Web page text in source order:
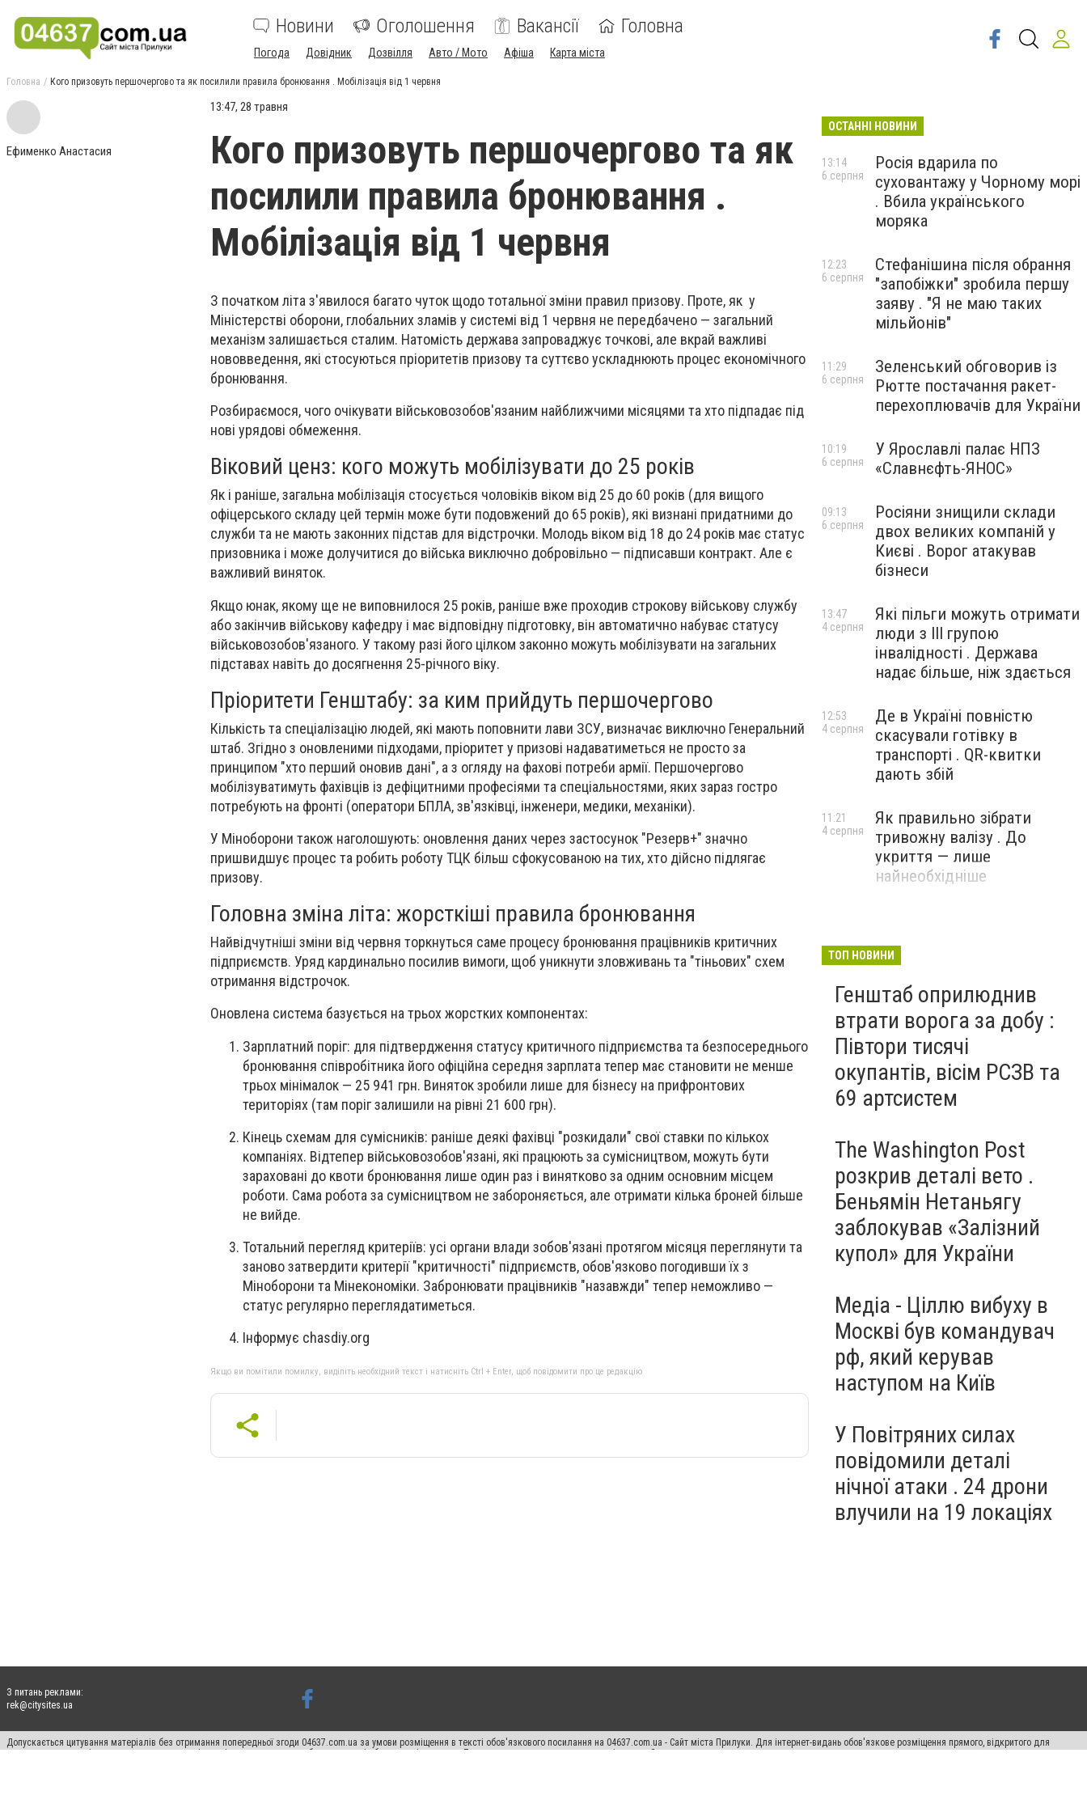
Новини Оголошення Вакансії Головна
Погода Довідник Дозвілля Авто / Мото Афіша Карта міста
Головна Кого призовуть першочергово та як посилили правила бронювання . Мобілізація від 1 червня
Ефименко Анастасия
13:47, 28 травня
Кого призовуть першочергово та як
посилили правила бронювання .
Мобілізація від 1 червня
З початком літа з'явилося багато чуток щодо тотальної зміни правил призову. Проте, як у
Міністерстві оборони, глобальних зламів у системі від 1 червня не передбачено — загальний
механізм залишається сталим. Натомість держава запроваджує точкові, але вкрай важливі
нововведення, які стосуються пріоритетів призову та суттєво ускладнюють процес економічного
бронювання.
Розбираємося, чого очікувати військовозобов'язаним найближчими місяцями та хто підпадає під
нові урядові обмеження.
Віковий ценз: кого можуть мобілізувати до 25 років
Як і раніше, загальна мобілізація стосується чоловіків віком від 25 до 60 років (для вищого
офіцерського складу цей термін може бути подовжений до 65 років), які визнані придатними до
служби та не мають законних підстав для відстрочки. Молодь віком від 18 до 24 років має статус
призовника і може долучитися до війська виключно добровільно — підписавши контракт. Але є
важливий виняток.
Якщо юнак, якому ще не виповнилося 25 років, раніше вже проходив строкову військову службу
або закінчив військову кафедру і має відповідну підготовку, він автоматично набуває статусу
військовозобов'язаного. У такому разі його цілком законно можуть мобілізувати на загальних
підставах навіть до досягнення 25-річного віку.
Пріоритети Генштабу: за ким прийдуть першочергово
Кількість та спеціалізацію людей, які мають поповнити лави ЗСУ, визначає виключно Генеральний
штаб. Згідно з оновленими підходами, пріоритет у призові надаватиметься не просто за
принципом "хто перший оновив дані", а з огляду на фахові потреби армії. Першочергово
мобілізуватимуть фахівців із дефіцитними професіями та спеціальностями, яких зараз гостро
потребують на фронті (оператори БПЛА, зв'язківці, інженери, медики, механіки).
У Міноборони також наголошують: оновлення даних через застосунок "Резерв+" значно
пришвидшує процес та робить роботу ТЦК більш сфокусованою на тих, хто дійсно підлягає
призову.
Головна зміна літа: жорсткіші правила бронювання
Найвідчутніші зміни від червня торкнуться саме процесу бронювання працівників критичних
підприємств. Уряд кардинально посилив вимоги, щоб уникнути зловживань та "тіньових" схем
отримання відстрочок.
Оновлена система базується на трьох жорстких компонентах:
Зарплатний поріг: для підтвердження статусу критичного підприємства та безпосереднього
бронювання співробітника його офіційна середня зарплата тепер має становити не менше
трьох мінімалок — 25 941 грн. Виняток зробили лише для бізнесу на прифронтових
територіях (там поріг залишили на рівні 21 600 грн).
Кінець схемам для сумісників: раніше деякі фахівці "розкидали" свої ставки по кількох
компаніях. Відтепер військовозобов'язані, які працюють за сумісництвом, можуть бути
зараховані до квоти бронювання лише один раз і винятково за одним основним місцем
роботи. Сама робота за сумісництвом не забороняється, але отримати кілька броней більше
не вийде.
Тотальний перегляд критеріїв: усі органи влади зобов'язані протягом місяця переглянути та
заново затвердити критерії "критичності" підприємств, обов'язково погодивши їх з
Міноборони та Мінекономіки. Забронювати працівників "назавжди" тепер неможливо —
статус регулярно переглядатиметься.
Інформує chasdiy.org
Якщо ви помітили помилку, виділіть необхідний текст і натисніть Ctrl + Enter, щоб повідомити про це редакцію
ОСТАННІ НОВИНИ
Росія вдарила по
суховантажу у Чорному морі
. Вбила українського
моряка
13:14
6 серпня
Стефанішина після обрання
"запобіжки" зробила першу
заяву . "Я не маю таких
мільйонів"
12:23
6 серпня
Зеленський обговорив із
Рютте постачання ракет-
перехоплювачів для України
11:29
6 серпня
У Ярославлі палає НПЗ
«Славнєфть-ЯНОС»
10:19
6 серпня
Росіяни знищили склади
двох великих компаній у
Києві . Ворог атакував
бізнеси
09:13
6 серпня
Які пільги можуть отримати
люди з III групою
інвалідності . Держава
надає більше, ніж здається
13:47
4 серпня
Де в Україні повністю
скасували готівку в
транспорті . QR-квитки
дають збій
12:53
4 серпня
Як правильно зібрати
тривожну валізу . До
укриття — лише
найнеобхідніше
11:21
4 серпня
ТОП НОВИНИ
Генштаб оприлюднив
втрати ворога за добу :
Півтори тисячі
окупантів, вісім РСЗВ та
69 артсистем
The Washington Post
розкрив деталі вето .
Беньямін Нетаньягу
заблокував «Залізний
купол» для України
Медіа - Ціллю вибуху в
Москві був командувач
рф, який керував
наступом на Київ
У Повітряних силах
повідомили деталі
нічної атаки . 24 дрони
влучили на 19 локаціях
З питань реклами:
rek@citysites.ua
Допускається цитування матеріалів без отримання попередньої згоди 04637.com.ua за умови розміщення в тексті обов'язкового посилання на 04637.com.ua - Сайт міста Прилуки. Для інтернет-видань обов'язкове розміщення прямого, відкритого для
пошукових систем гіперпосилання на цитовані статті не нижче другого абзацу в тексті або в якості джерела. Порушення виняткових прав переслідується Законом.